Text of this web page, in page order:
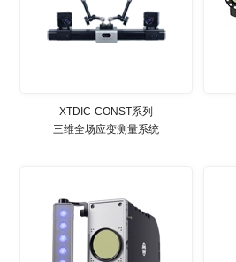
XTDIC-CONST系列
三维全场应变测量系统